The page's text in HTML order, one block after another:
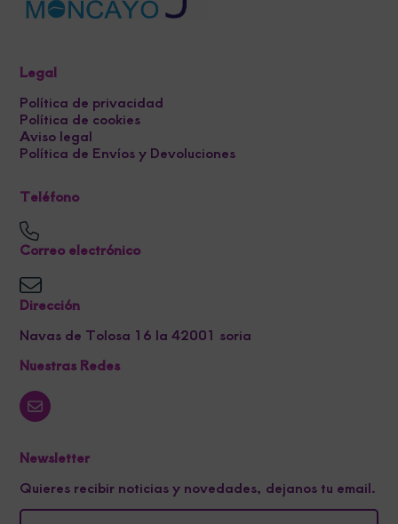
Legal
Política de privacidad
Política de cookies
Aviso legal
Política de Envíos y Devoluciones
Teléfono
Correo electrónico
Dirección
Navas de Tolosa 16 la 42001 soria
Nuestras Redes
Newsletter
Quieres recibir noticias y novedades, dejanos tu email.